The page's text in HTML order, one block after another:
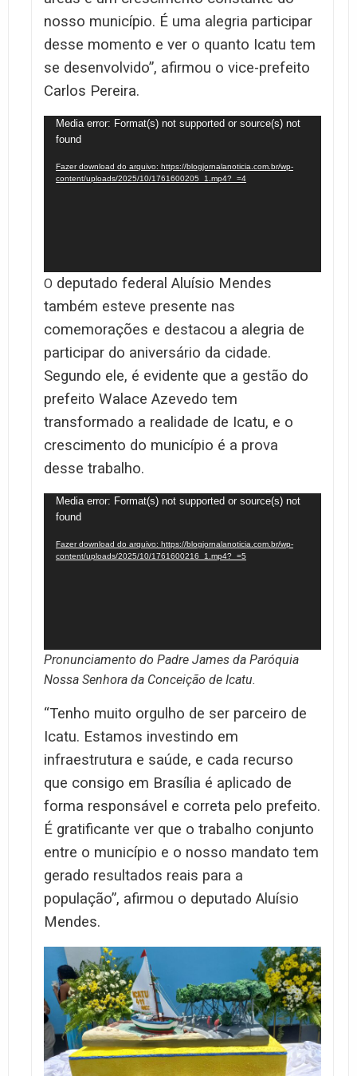
nosso município. É uma alegria participar
desse momento e ver o quanto Icatu tem
se desenvolvido”, afirmou o vice-prefeito
Carlos Pereira.
Tocador
de
vídeo
Media error: Format(s) not supported or source(s) not
found
Fazer download do arquivo: https://blogjornalanoticia.com.br/wp-
content/uploads/2025/10/1761600205_1.mp4?_=4
O deputado federal Aluísio Mendes
também esteve presente nas
comemorações e destacou a alegria de
participar do aniversário da cidade.
Segundo ele, é evidente que a gestão do
prefeito Walace Azevedo tem
transformado a realidade de Icatu, e o
crescimento do município é a prova
desse trabalho.
Tocador
de
vídeo
Media error: Format(s) not supported or source(s) not
found
Fazer download do arquivo: https://blogjornalanoticia.com.br/wp-
content/uploads/2025/10/1761600216_1.mp4?_=5
Pronunciamento do Padre James da Paróquia
Nossa Senhora da Conceição de Icatu.
“Tenho muito orgulho de ser parceiro de
Icatu. Estamos investindo em
infraestrutura e saúde, e cada recurso
que consigo em Brasília é aplicado de
forma responsável e correta pelo prefeito.
É gratificante ver que o trabalho conjunto
entre o município e o nosso mandato tem
gerado resultados reais para a
população”, afirmou o deputado Aluísio
Mendes.